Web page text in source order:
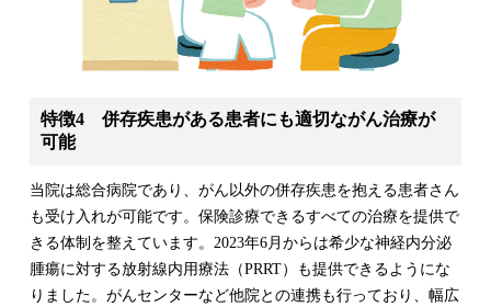
特徴4 併存疾患がある患者にも適切ながん治療が
可能
当院は総合病院であり、がん以外の併存疾患を抱える患者さん
も受け入れが可能です。保険診療できるすべての治療を提供で
きる体制を整えています。2023年6月からは希少な神経内分泌
腫瘍に対する放射線内用療法（PRRT）も提供できるようにな
りました。がんセンターなど他院との連携も行っており、幅広